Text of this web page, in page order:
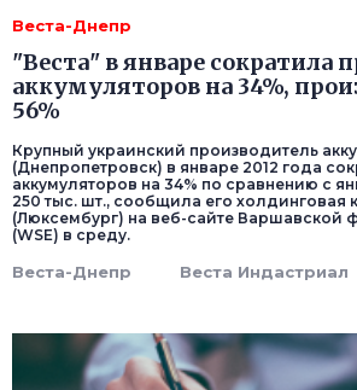
Веста-Днепр
"Веста" в январе сократила
аккумуляторов на 34%,
56%
Крупный украинский производитель
(Днепропетровск) в январе 2012 года
аккумуляторов на 34% по сравнению с
250 тыс. шт., сообщила его холдинговая
(Люксембург) на веб-сайте
(WSE) в среду.
Веста-Днепр Веста Индастриал